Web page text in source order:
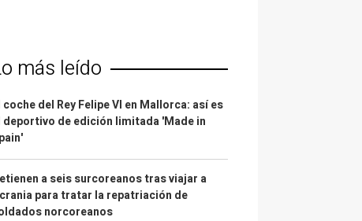
más leído
coche del Rey Felipe VI en Mallorca: así es
deportivo de edición limitada 'Made in
a seis surcoreanos tras viajar a
para tratar la repatriación de
norcoreanos